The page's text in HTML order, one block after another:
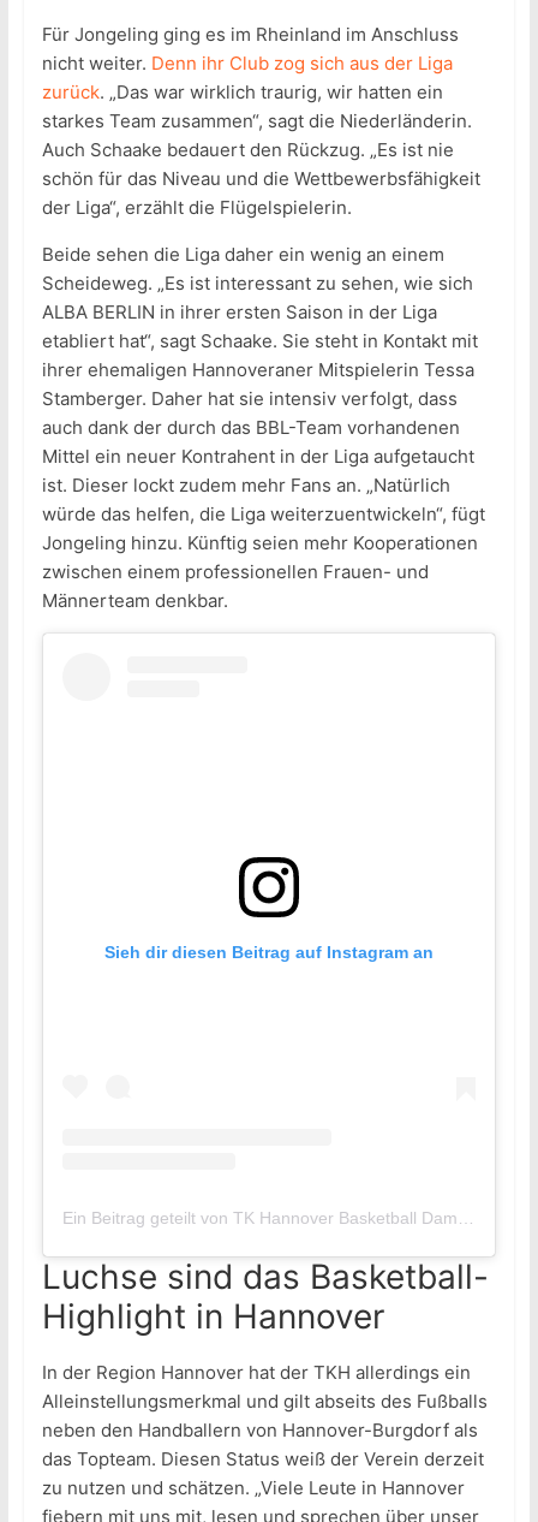
Für Jongeling ging es im Rheinland im Anschluss
nicht weiter. Denn ihr Club zog sich aus der Liga
zurück. „Das war wirklich traurig, wir hatten ein
starkes Team zusammen“, sagt die Niederländerin.
Auch Schaake bedauert den Rückzug. „Es ist nie
schön für das Niveau und die Wettbewerbsfähigkeit
der Liga“, erzählt die Flügelspielerin.
Beide sehen die Liga daher ein wenig an einem
Scheideweg. „Es ist interessant zu sehen, wie sich
ALBA BERLIN in ihrer ersten Saison in der Liga
etabliert hat“, sagt Schaake. Sie steht in Kontakt mit
ihrer ehemaligen Hannoveraner Mitspielerin Tessa
Stamberger. Daher hat sie intensiv verfolgt, dass
auch dank der durch das BBL-Team vorhandenen
Mittel ein neuer Kontrahent in der Liga aufgetaucht
ist. Dieser lockt zudem mehr Fans an. „Natürlich
würde das helfen, die Liga weiterzuentwickeln“, fügt
Jongeling hinzu. Künftig seien mehr Kooperationen
zwischen einem professionellen Frauen- und
Männerteam denkbar.
Sieh dir diesen Beitrag auf Instagram an
Ein Beitrag geteilt von TK Hannover Basketball Damen (@tkh_basketball_damen)
Luchse sind das Basketball-
Highlight in Hannover
In der Region Hannover hat der TKH allerdings ein
Alleinstellungsmerkmal und gilt abseits des Fußballs
neben den Handballern von Hannover-Burgdorf als
das Topteam. Diesen Status weiß der Verein derzeit
zu nutzen und schätzen. „Viele Leute in Hannover
fiebern mit uns mit, lesen und sprechen über unser